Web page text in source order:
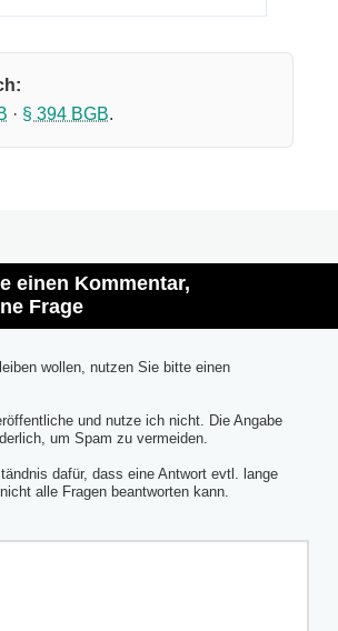
· § 394 BGB.
einen Kommentar,
Frage
wollen, nutzen Sie bitte einen
und nutze ich nicht. Die Angabe
um Spam zu vermeiden.
dafür, dass eine Antwort evtl. lange
alle Fragen beantworten kann.